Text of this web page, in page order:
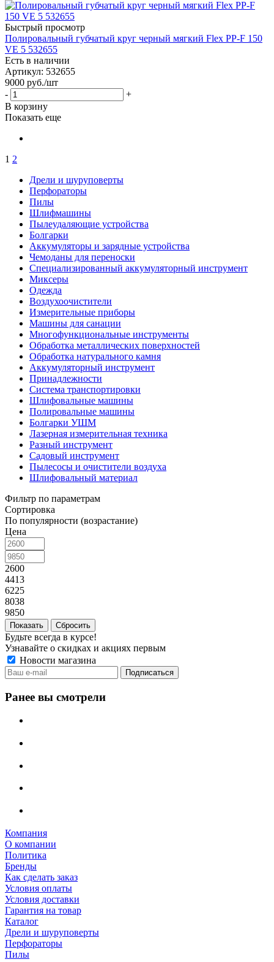
Быстрый просмотр
Полировальный губчатый круг черный мягкий Flex PP-F 150
VE 5 532655
Есть в наличии
Артикул: 532655
9000 руб./шт
-
+
В корзину
Показать еще
1 2
Дрели и шуруповерты
Перфораторы
Пилы
Шлифмашины
Пылеудаляющие устройства
Болгарки
Аккумуляторы и зарядные устройства
Чемоданы для переноски
Специализированный аккумуляторный инструмент
Миксеры
Одежда
Воздухоочистители
Измерительные приборы
Машины для санации
Многофункциональные инструменты
Обработка металлических поверхностей
Обработка натурального камня
Аккумуляторный инструмент
Принадлежности
Система транспортировки
Шлифовальные машины
Полировальные машины
Болгарки УШМ
Лазерная измерительная техника
Разный инструмент
Садовый инструмент
Пылесосы и очистители воздуха
Шлифовальный материал
Фильтр по параметрам
Сортировка
По популярности (возрастание)
Цена
2600
4413
6225
8038
9850
Сбросить
Будьте всегда в курсе!
Узнавайте о скидках и акциях первым
Новости магазина
Ранее вы смотрели
Компания
О компании
Политика
Бренды
Как сделать заказ
Условия оплаты
Условия доставки
Гарантия на товар
Каталог
Дрели и шуруповерты
Перфораторы
Пилы